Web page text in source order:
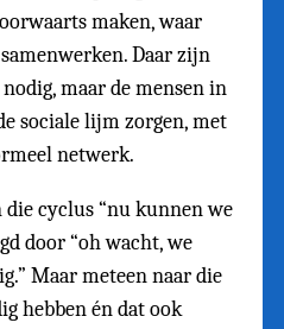
maken, waar
Daar zijn
maar de mensen in
sociale lijm zorgen, met
netwerk.
cyclus “nu kunnen we
door “oh wacht, we
Maar meteen naar die
hebben én dat ook